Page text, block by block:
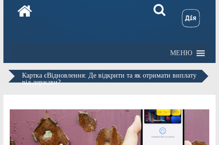
МЕНЮ
Картка єВідновлення: Де відкрити та як отримати виплату
від держави?